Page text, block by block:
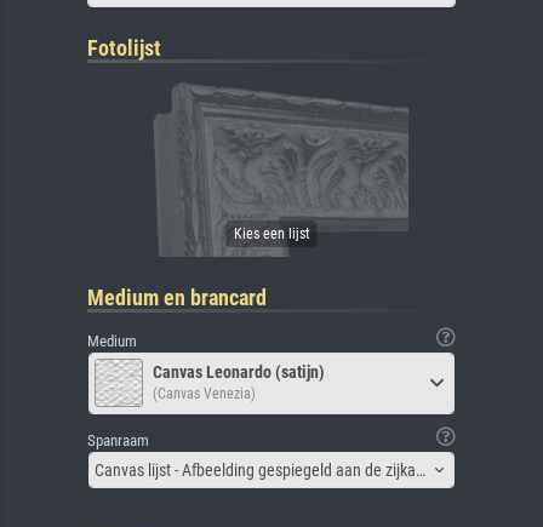
Fotolijst
Medium en brancard
Medium
Canvas Leonardo (satijn)
(Canvas Venezia)
Spanraam
Canvas lijst - Afbeelding gespiegeld aan de zijkant